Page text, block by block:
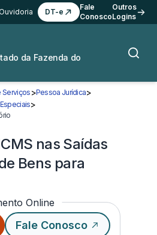
DT-e
Fale
Conosco
Outros
Logins
da Fazenda do
Serviços >Pessoa Jurídica>
>
Suspensão de ICMS nas Saídas
nas Saídas
Bens para
Online
Fale Conosco